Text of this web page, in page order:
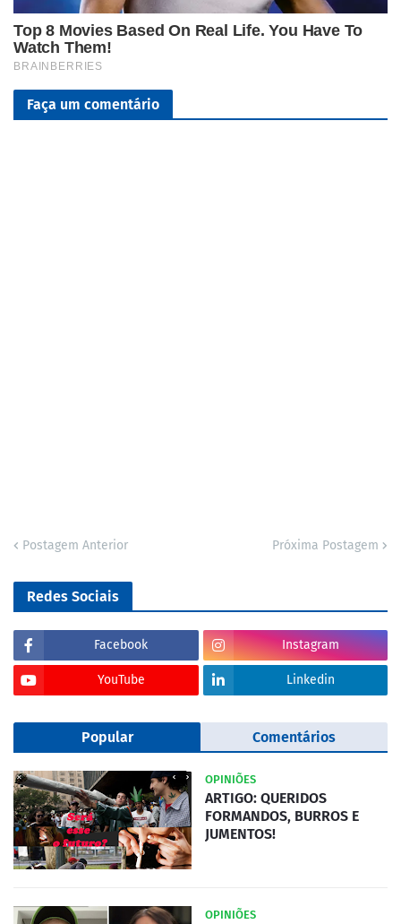
Faça um comentário
Postagem Anterior Próxima Postagem
Redes Sociais
Facebook Instagram
YouTube Linkedin
Popular Comentários
OPINIÕES
ARTIGO: QUERIDOS
FORMANDOS, BURROS E
JUMENTOS!
OPINIÕES